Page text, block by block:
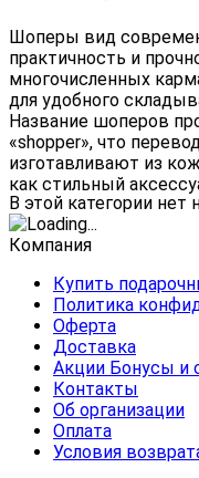
Шоперы вид
практичность и
многочисленных
для удобного
Название шоперов
«shopper», что
изготавливают из
как стильный
В этой категории нет
Компания
Купить
Политика
Оферта
Доставка
Акции Бонусы и
Контакты
Об организации
Оплата
Условия